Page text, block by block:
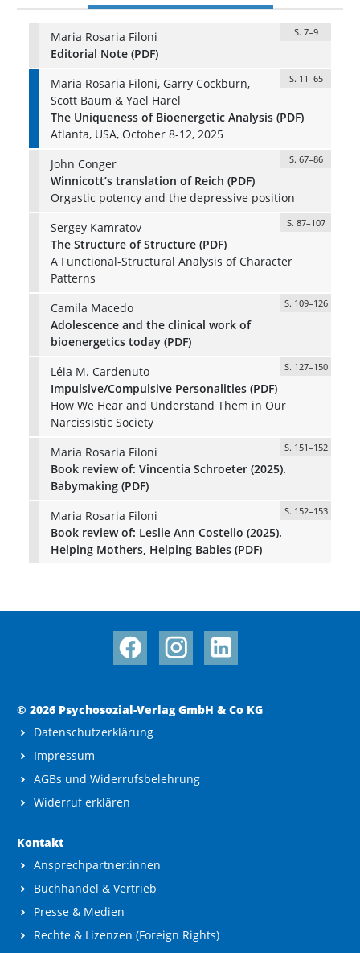
Maria Rosaria Filoni S. 7–9
Editorial Note (PDF)
Maria Rosaria Filoni, Garry Cockburn,
Scott Baum & Yael Harel
S. 11–65
The Uniqueness of Bioenergetic Analysis (PDF)
Atlanta, USA, October 8-12, 2025
John Conger
S. 67–86
Winnicott’s translation of Reich (PDF)
Orgastic potency and the depressive position
Sergey Kamratov
S. 87–107
The Structure of Structure (PDF)
A Functional-Structural Analysis of Character
Patterns
Camila Macedo
S. 109–126
Adolescence and the clinical work of
bioenergetics today (PDF)
Léia M. Cardenuto
S. 127–150
Impulsive/Compulsive Personalities (PDF)
How We Hear and Understand Them in Our
Narcissistic Society
Maria Rosaria Filoni
S. 151–152
Book review of: Vincentia Schroeter (2025).
Babymaking (PDF)
Maria Rosaria Filoni
S. 152–153
Book review of: Leslie Ann Costello (2025).
Helping Mothers, Helping Babies (PDF)
© 2026 Psychosozial-Verlag GmbH & Co KG
Datenschutzerklärung
Impressum
AGBs und Widerrufsbelehrung
Widerruf erklären
Kontakt
Ansprechpartner:innen
Buchhandel & Vertrieb
Presse & Medien
Rechte & Lizenzen (Foreign Rights)